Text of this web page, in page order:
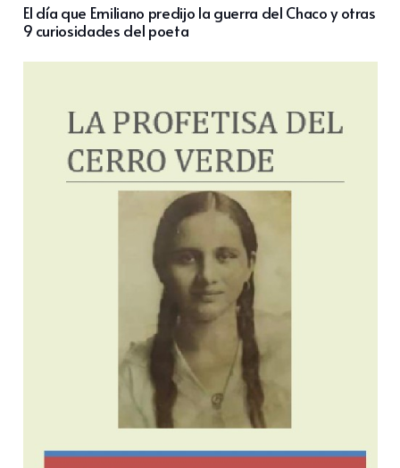
El día que Emiliano predijo la guerra del Chaco y otras
9 curiosidades del poeta